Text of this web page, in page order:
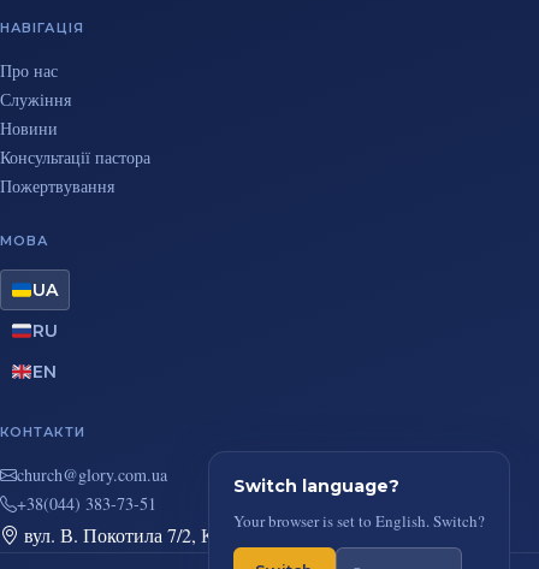
НАВІГАЦІЯ
Про нас
Служіння
Новини
Консультації пастора
Пожертвування
МОВА
UA
RU
EN
КОНТАКТИ
au.moc.yrolg@hcruhc
+38(044) 383-73-51
вул. В. Покотила 7/2, Київ
Switch language?
Your browser is set to English. Switch?